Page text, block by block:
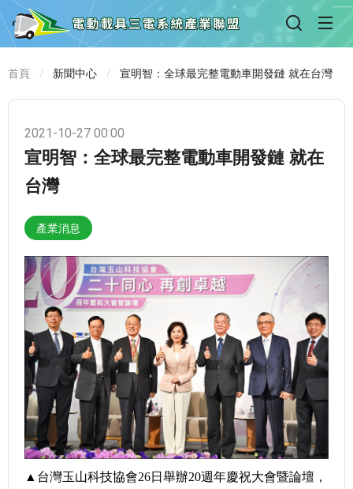
首頁 新聞中心 宣明智：全球最完整電動車開發鏈 就在台灣
2021-10-27 00:00
宣明智：全球最完整電動車開發鏈 就在
台灣
產業消息
▲台灣玉山科技協會26日舉辦20週年慶祝大會暨論壇，